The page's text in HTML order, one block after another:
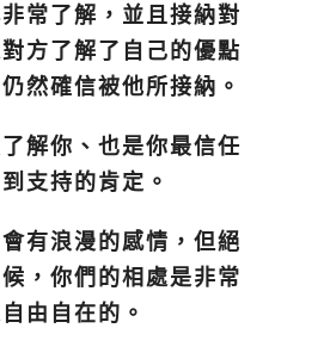
常了解，並且接納對
方了解了自己的優點
然確信被他所接納。
解你、也是你最信任
支持的肯定。
有浪漫的感情，但絕
，你們的相處是非常
由自在的。